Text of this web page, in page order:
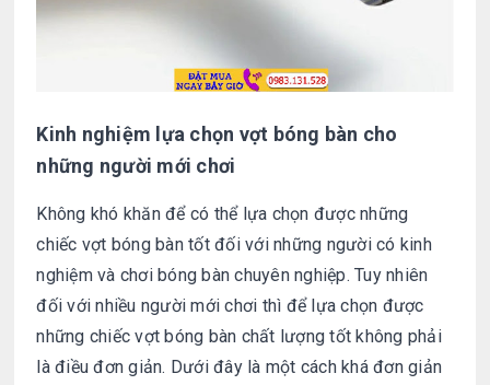
Kinh nghiệm lựa chọn vợt bóng bàn cho
những người mới chơi
Không khó khăn để có thể lựa chọn được những
chiếc vợt bóng bàn tốt đối với những người có kinh
nghiệm và chơi bóng bàn chuyên nghiệp. Tuy nhiên
đối với nhiều người mới chơi thì để lựa chọn được
những chiếc vợt bóng bàn chất lượng tốt không phải
là điều đơn giản. Dưới đây là một cách khá đơn giản